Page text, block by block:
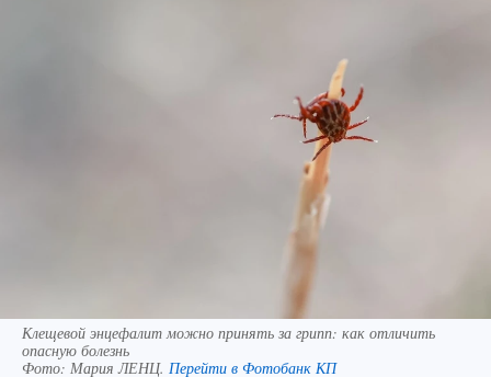
Клещевой энцефалит можно принять за грипп: как отличить
опасную болезнь
Фото: Мария ЛЕНЦ. Перейти в Фотобанк КП